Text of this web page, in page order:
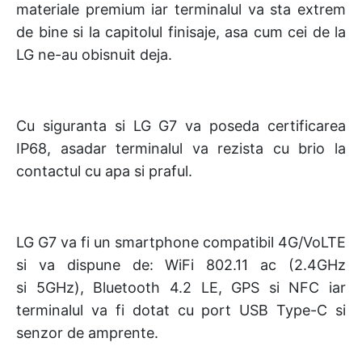
materiale premium iar terminalul va sta extrem
de bine si la capitolul finisaje, asa cum cei de la
LG ne-au obisnuit deja.
Cu siguranta si LG G7 va poseda certificarea
IP68, asadar terminalul va rezista cu brio la
contactul cu apa si praful.
LG G7 va fi un smartphone compatibil 4G/VoLTE
si va dispune de: WiFi 802.11 ac (2.4GHz
si 5GHz), Bluetooth 4.2 LE, GPS si NFC iar
terminalul va fi dotat cu port USB Type-C si
senzor de amprente.